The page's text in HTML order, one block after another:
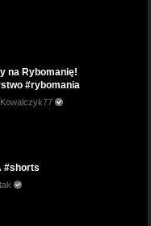
na Rybomanię!
#rybomania
#shorts